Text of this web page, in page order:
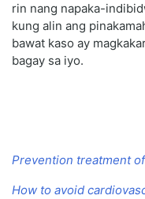
rin nang napaka-
kung alin ang
bawat kaso ay
bagay sa iyo.
Prevention treatment
How to avoid